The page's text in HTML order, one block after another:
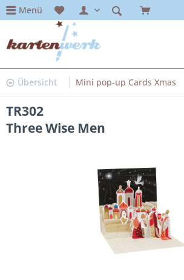
Menü
Übersicht Mini pop-up Cards Xmas
TR302
Three Wise Men